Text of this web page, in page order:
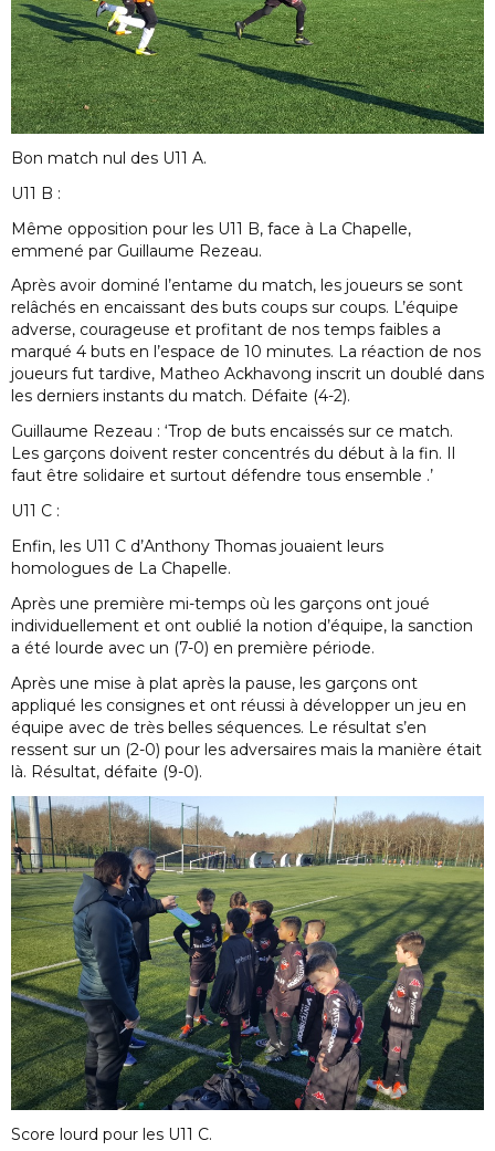
Bon match nul des U11 A.
U11 B :
Même opposition pour les U11 B, face à La Chapelle,
emmené par Guillaume Rezeau.
Après avoir dominé l’entame du match, les joueurs se sont
relâchés en encaissant des buts coups sur coups. L’équipe
adverse, courageuse et profitant de nos temps faibles a
marqué 4 buts en l’espace de 10 minutes. La réaction de nos
joueurs fut tardive, Matheo Ackhavong inscrit un doublé dans
les derniers instants du match. Défaite (4-2).
Guillaume Rezeau : ‘Trop de buts encaissés sur ce match.
Les garçons doivent rester concentrés du début à la fin. Il
faut être solidaire et surtout défendre tous ensemble .’
U11 C :
Enfin, les U11 C d’Anthony Thomas jouaient leurs
homologues de La Chapelle.
Après une première mi-temps où les garçons ont joué
individuellement et ont oublié la notion d’équipe, la sanction
a été lourde avec un (7-0) en première période.
Après une mise à plat après la pause, les garçons ont
appliqué les consignes et ont réussi à développer un jeu en
équipe avec de très belles séquences. Le résultat s’en
ressent sur un (2-0) pour les adversaires mais la manière était
là. Résultat, défaite (9-0).
Score lourd pour les U11 C.